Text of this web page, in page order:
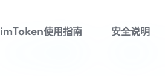
imToken使用指南 安全说明